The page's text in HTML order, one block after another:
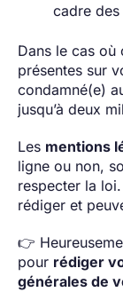
cadre
Dans le cas où
présentes sur
condamné(e)
jusqu’à deux
Les mentions
ligne ou non,
respecter la
rédiger et
👉
pour rédiger
générales de